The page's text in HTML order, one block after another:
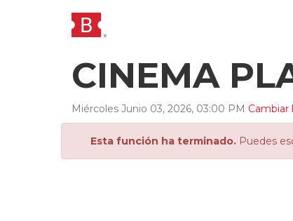
CINEMA
Miércoles Junio 03, 2026, 03:00 PM Cambiar
Esta función ha terminado. Puedes